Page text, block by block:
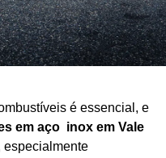
é essencial, e
em aço inox em Vale
especialmente